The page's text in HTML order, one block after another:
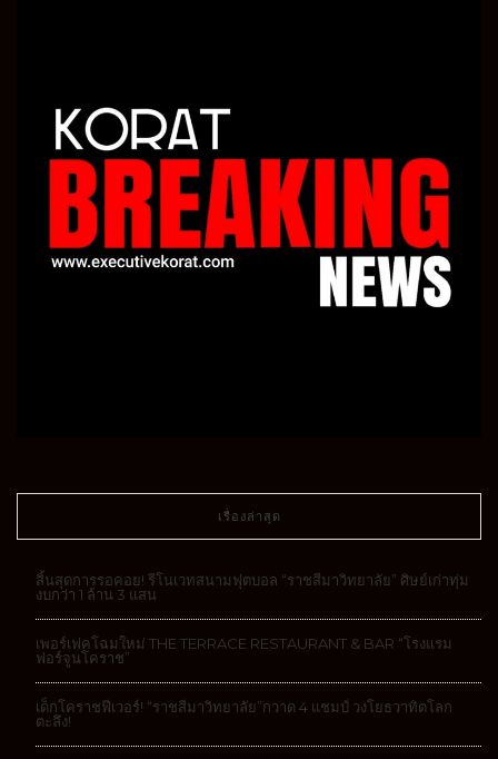
เรื่องล่าสุด
สิ้นสุดการรอคอย! รีโนเวทสนามฟุตบอล “ราชสีมาวิทยาลัย” ศิษย์เก่าทุ่ม
งบกว่า 1 ล้าน 3 แสน
เพอร์เฟคโฉมใหม่ THE TERRACE RESTAURANT & BAR “โรงแรม
ฟอร์จูนโคราช”
เด็กโคราชฟีเวอร์! “ราชสีมาวิทยาลัย”กวาด 4 แชมป์ วงโยธวาทิตโลก
ตะลึง!